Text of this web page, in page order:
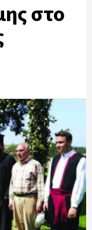
στο